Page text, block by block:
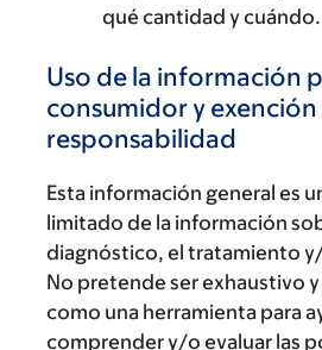
qué cantidad y cuándo.
Uso de la información
consumidor y
responsabilidad
Esta información general es
limitado de la información
diagnóstico, el tratamiento
No pretende ser exhaustivo
como una herramienta para
comprender y/o evaluar las